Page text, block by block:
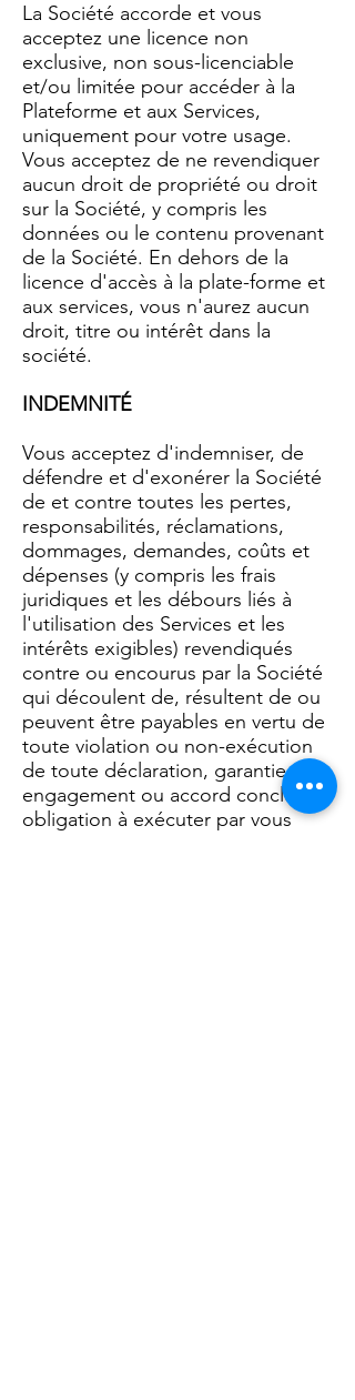
La Société accorde et vous
acceptez une licence non
exclusive, non sous-licenciable
et/ou limitée pour accéder à la
Plateforme et aux Services,
uniquement pour votre usage.
Vous acceptez de ne revendiquer
aucun droit de propriété ou droit
sur la Société, y compris les
données ou le contenu provenant
de la Société. En dehors de la
licence d'accès à la plate-forme et
aux services, vous n'aurez aucun
droit, titre ou intérêt dans la
société.
INDEMNITÉ
Vous acceptez d'indemniser, de
défendre et d'exonérer la Société
de et contre toutes les pertes,
responsabilités, réclamations,
dommages, demandes, coûts et
dépenses (y compris les frais
juridiques et les débours liés à
l'utilisation des Services et les
intérêts exigibles) revendiqués
contre ou encourus par la Société
qui découlent de, résultent de ou
peuvent être payables en vertu de
toute violation ou non-exécution
de toute déclaration, garantie,
engagement ou accord conclu ou
obligation à exécuter par vous